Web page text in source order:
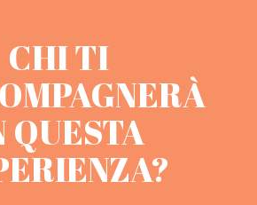
CHI TI
QUESTA